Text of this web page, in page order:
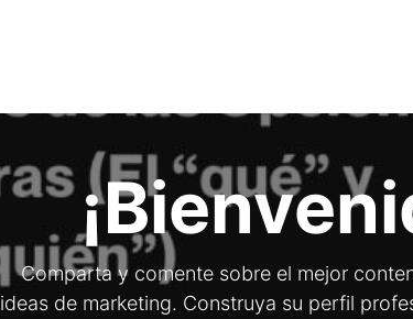
Comparta y comente sobre el mejor
ideas de marketing. Construya su perfil